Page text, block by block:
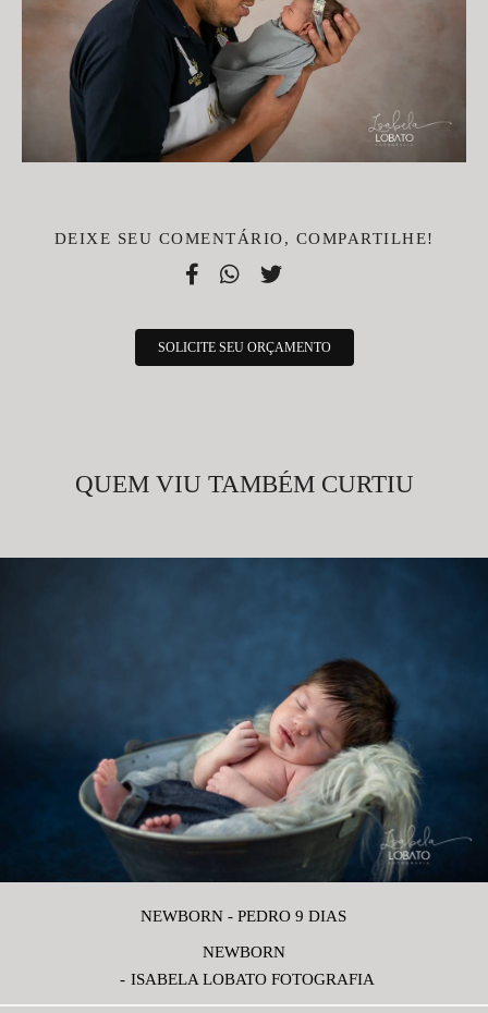
DEIXE SEU COMENTÁRIO, COMPARTILHE!
SOLICITE SEU ORÇAMENTO
QUEM VIU TAMBÉM CURTIU
NEWBORN - PEDRO 9 DIAS
NEWBORN
ISABELA LOBATO FOTOGRAFIA